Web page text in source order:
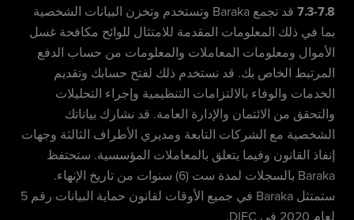
7.3-7.8
قد تجمع Baraka وتستخدم وتخزن البيانات الشخصية
بما في ذلك المعلومات المقدمة للامتثال للوائح مكافحة غسل
الأموال ومعلومات المعاملات والمعلومات من حساب الدفع
المرتبط الخاص بك. قد نستخدم ذلك لفتح حسابك وتقديم
الخدمات والوفاء بالالتزامات التنظيمية وإجراء التحليلات
والتحقق من الائتمان والإدارة العامة. قد نشارك بياناتك
الشخصية مع الشركات التابعة ومديري الأطراف الثالثة وجهات
إنفاذ القانون وفيما يتعلق بالمعاملات المؤسسية. ستحتفظ
Baraka بالسجلات لمدة ست (6) سنوات من تاريخ الإنهاء.
ستمتثل Baraka في جميع الأوقات لقانون حماية البيانات رقم 5
لعام 2020 في DIFC.